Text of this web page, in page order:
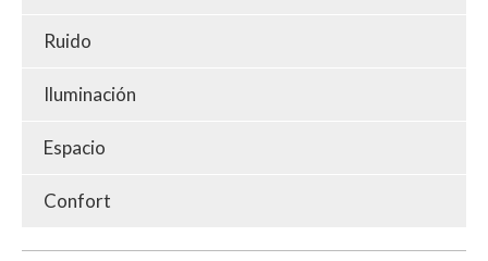
Ruido
Iluminación
Espacio
Confort